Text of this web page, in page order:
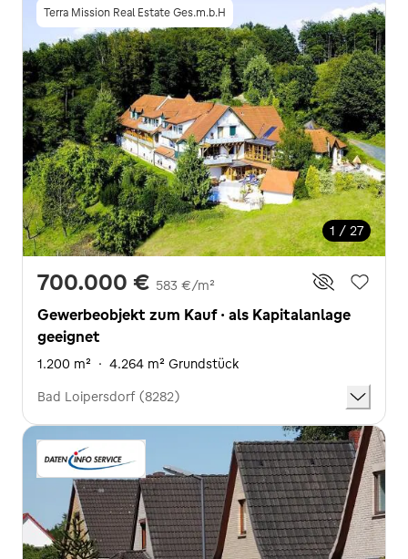
Terra Mission Real Estate Ges.m.b.H
1 / 27
700.000 € 583 €/m²
Gewerbeobjekt zum Kauf · als Kapitalanlage
geeignet
1.200 m² · 4.264 m² Grundstück
Bad Loipersdorf (8282)